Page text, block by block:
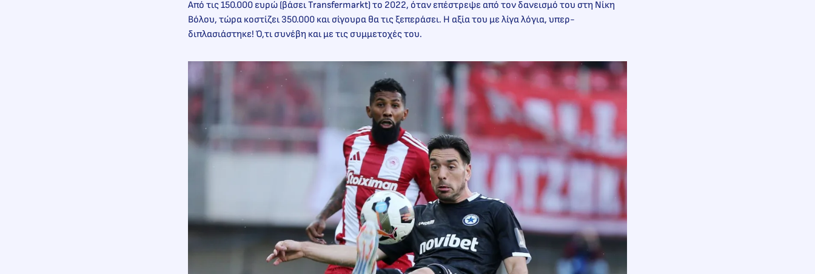
Από τις 150.000 ευρώ (βάσει Transfermarkt) το 2022, όταν επέστρεψε από τον δανεισμό του στη Νίκη
Βόλου, τώρα κοστίζει 350.000 και σίγουρα θα τις ξεπεράσει. Η αξία του με λίγα λόγια, υπερ-
διπλασιάστηκε! Ό,τι συνέβη και με τις συμμετοχές του.